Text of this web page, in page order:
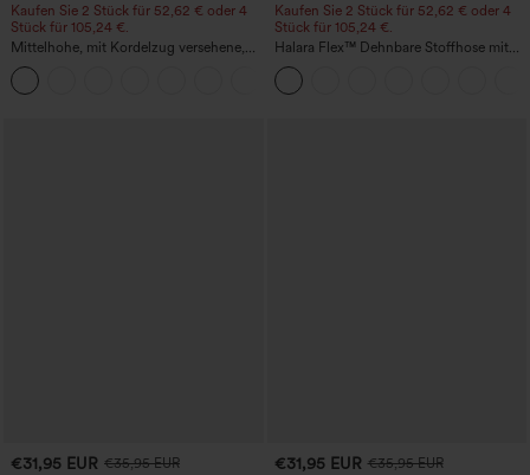
Kaufen Sie 2 Stück für 52,62 € oder 4
Stück für 105,24 €.
Mittelhohe, mit Kordelzug versehene,
schnelltrocknende Golfhose mit schmal
zulaufendem Schnitt, abgerundetem
Saum und Taschen – UPF 40+
Kaufen Sie 2 Stück für 52,62 € oder 4
Stück für 105,24 €.
Halara Flex™ Dehnbare Stoffhose mit
hohem Bund, Waffelmuster,
Seitentaschen und weitem Bein
€31,95 EUR €35,95 EUR
€31,95 EUR €35,95 EUR